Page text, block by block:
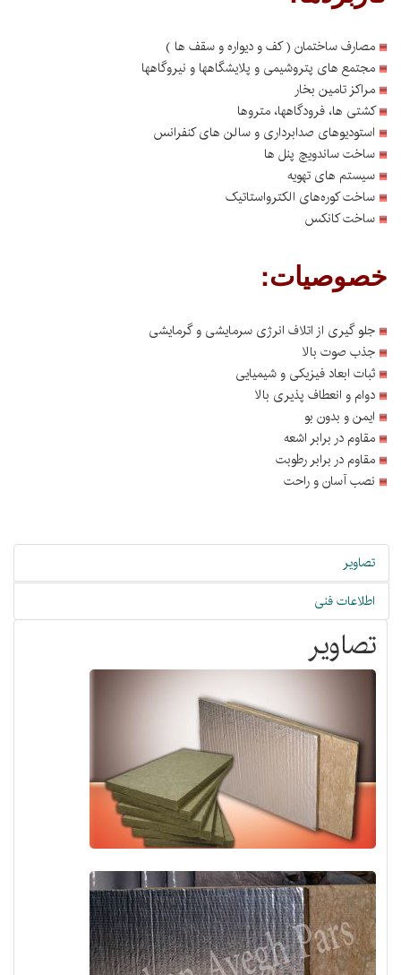
مصارف ساختمان ( کف و دیواره و سقف ها )
مجتمع های پتروشیمی و پلایشگاهها و نیروگاهها
مراکز تامین بخار
کشتی ها، فرودگاهها، متروها
استودیوهای صدابرداری و سالن های کنفرانس
ساخت ساندویچ پنل ها
سیستم های تهویه
ساخت کوره‌های الکترواستاتیک
ساخت کانکس
خصوصیات:
جلو گیری از اتلاف انرژی سرمایشی و گرمایشی
جذب صوت بالا
ثبات ابعاد فیزیکی و شیمیایی
دوام و انعطاف پذیری بالا
ایمن و بدون بو
مقاوم در برابر اشعه
مقاوم در برابر رطوبت
نصب آسان و راحت
تصاویر
اطلاعات فنی
تصاویر